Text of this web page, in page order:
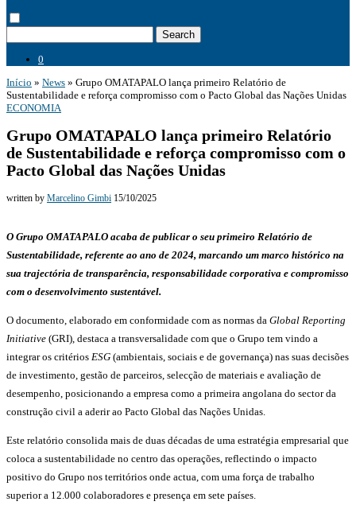
Search
0
Início » News » Grupo OMATAPALO lança primeiro Relatório de
Sustentabilidade e reforça compromisso com o Pacto Global das Nações Unidas
ECONOMIA
Grupo OMATAPALO lança primeiro Relatório
de Sustentabilidade e reforça compromisso com o
Pacto Global das Nações Unidas
written by Marcelino Gimbi 15/10/2025
O Grupo OMATAPALO acaba de publicar o seu primeiro Relatório de
Sustentabilidade, referente ao ano de 2024, marcando um marco histórico na
sua trajectória de transparência, responsabilidade corporativa e compromisso
com o desenvolvimento sustentável.
O documento, elaborado em conformidade com as normas da Global Reporting
Initiative (GRI), destaca a transversalidade com que o Grupo tem vindo a
integrar os critérios ESG (ambientais, sociais e de governança) nas suas decisões
de investimento, gestão de parceiros, selecção de materiais e avaliação de
desempenho, posicionando a empresa como a primeira angolana do sector da
construção civil a aderir ao Pacto Global das Nações Unidas.
Este relatório consolida mais de duas décadas de uma estratégia empresarial que
coloca a sustentabilidade no centro das operações, reflectindo o impacto
positivo do Grupo nos territórios onde actua, com uma força de trabalho
superior a 12.000 colaboradores e presença em sete países.